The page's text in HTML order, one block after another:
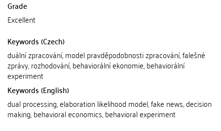
Grade
Excellent
Keywords (Czech)
duální zpracování, model pravděpodobnosti zpracování, falešné
zprávy, rozhodování, behaviorální ekonomie, behaviorální
experiment
Keywords (English)
dual processing, elaboration likelihood model, fake news, decision
making, behavioral economics, behavioral experiment